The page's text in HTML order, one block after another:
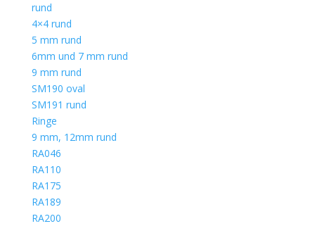
rund
4×4 rund
5 mm rund
6mm und 7 mm rund
9 mm rund
SM190 oval
SM191 rund
Ringe
9 mm, 12mm rund
RA046
RA110
RA175
RA189
RA200